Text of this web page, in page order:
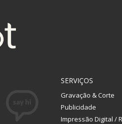
SERVIÇOS
Gravação & Corte
Publicidade
Impressão Digital /